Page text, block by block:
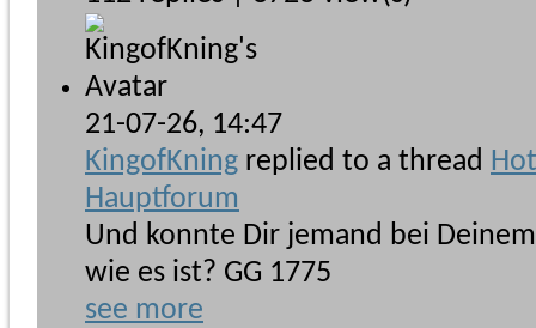
21-07-26, 14:47
KingofKning replied to a thread
Hauptforum
Und konnte Dir jemand bei
wie es ist? GG 1775
see more